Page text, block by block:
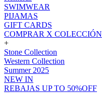
SWIMWEAR
PIJAMAS
GIFT CARDS
COMPRAR X COLECCIÓN
+
Stone Collection
Western Collection
Summer 2025
NEW IN
REBAJAS UP TO 50%OFF